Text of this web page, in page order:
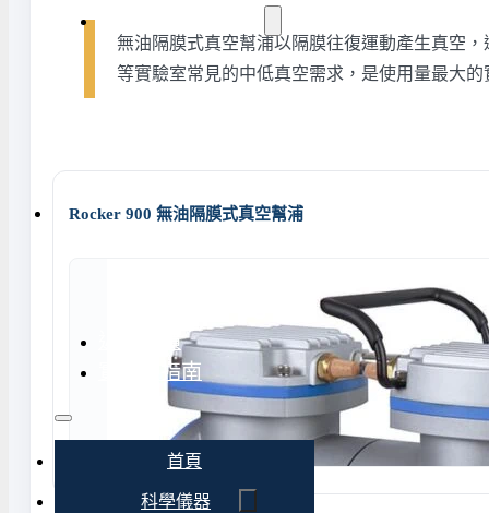
實驗桌規劃設計與訂製 地板鋪設工程
環境汙染防治工程
近期實績
實驗室指南
首頁
科學儀器
無油隔膜式真空幫浦以隔膜往復運動產生真空
等實驗室常見的中低真空需求，是使用量最大
Rocker 900 無油隔膜式真空幫浦